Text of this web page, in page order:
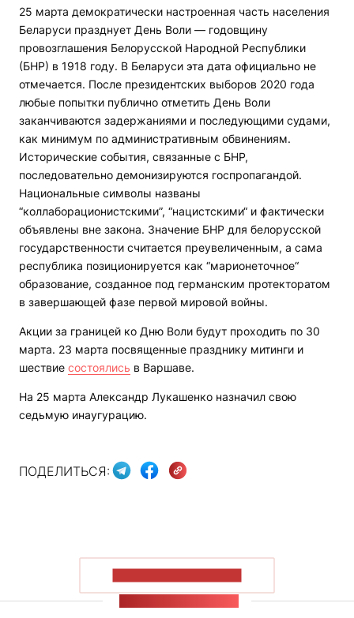
25 марта демократически настроенная часть населения
Беларуси празднует День Воли — годовщину
провозглашения Белорусской Народной Республики
(БНР) в 1918 году. В Беларуси эта дата официально не
отмечается. После президентских выборов 2020 года
любые попытки публично отметить День Воли
заканчиваются задержаниями и последующими судами,
как минимум по административным обвинениям.
Исторические события, связанные с БНР,
последовательно демонизируются госпропагандой.
Национальные символы названы
“коллаборационистскими”, “нацистскими“ и фактически
объявлены вне закона. Значение БНР для белорусской
государственности считается преувеличенным, а сама
республика позиционируется как “марионеточное“
образование, созданное под германским протекторатом
в завершающей фазе первой мировой войны.
Акции за границей ко Дню Воли будут проходить по 30
марта. 23 марта посвященные празднику митинги и
шествие состоялись в Варшаве.
На 25 марта Александр Лукашенко назначил свою
седьмую инаугурацию.
ПОДЕЛИТЬСЯ: